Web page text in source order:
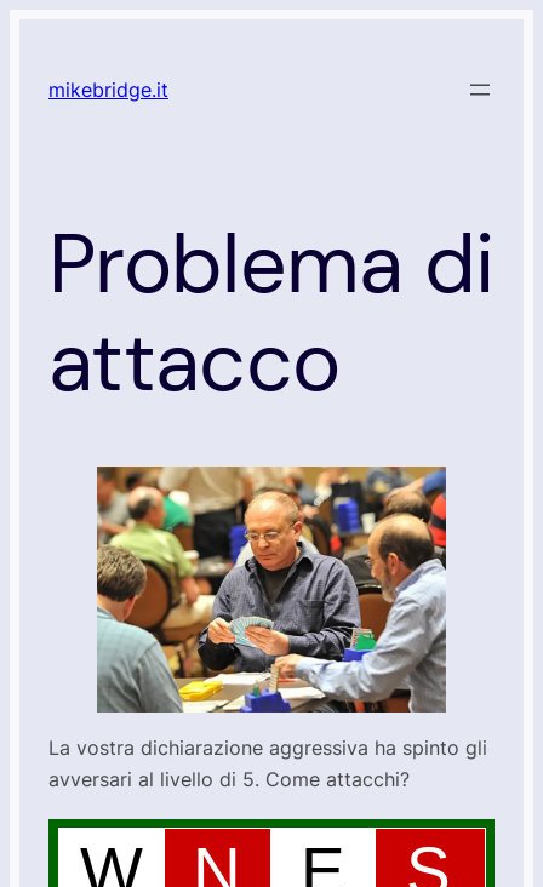
contenuto
mikebridge.it
Problema di
attacco
La vostra dichiarazione aggressiva ha spinto gli
avversari al livello di 5. Come attacchi?